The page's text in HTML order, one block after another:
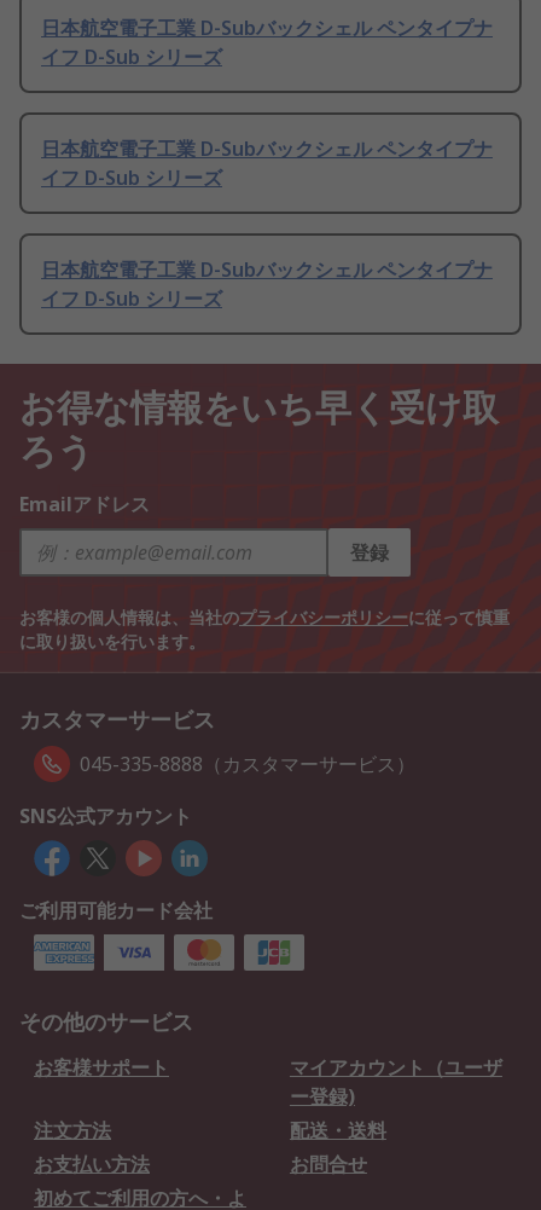
日本航空電子工業 D-Subバックシェル ペンタイプナ
イフ D-Sub シリーズ
日本航空電子工業 D-Subバックシェル ペンタイプナ
イフ D-Sub シリーズ
日本航空電子工業 D-Subバックシェル ペンタイプナ
イフ D-Sub シリーズ
お得な情報をいち早く受け取
ろう
Emailアドレス
登録
お客様の個人情報は、当社のプライバシーポリシーに従って慎重
に取り扱いを行います。
カスタマーサービス
045-335-8888（カスタマーサービス）
SNS公式アカウント
ご利用可能カード会社
その他のサービス
お客様サポート
マイアカウント（ユーザ
ー登録)
注文方法
配送・送料
お支払い方法
お問合せ
初めてご利用の方へ・よ